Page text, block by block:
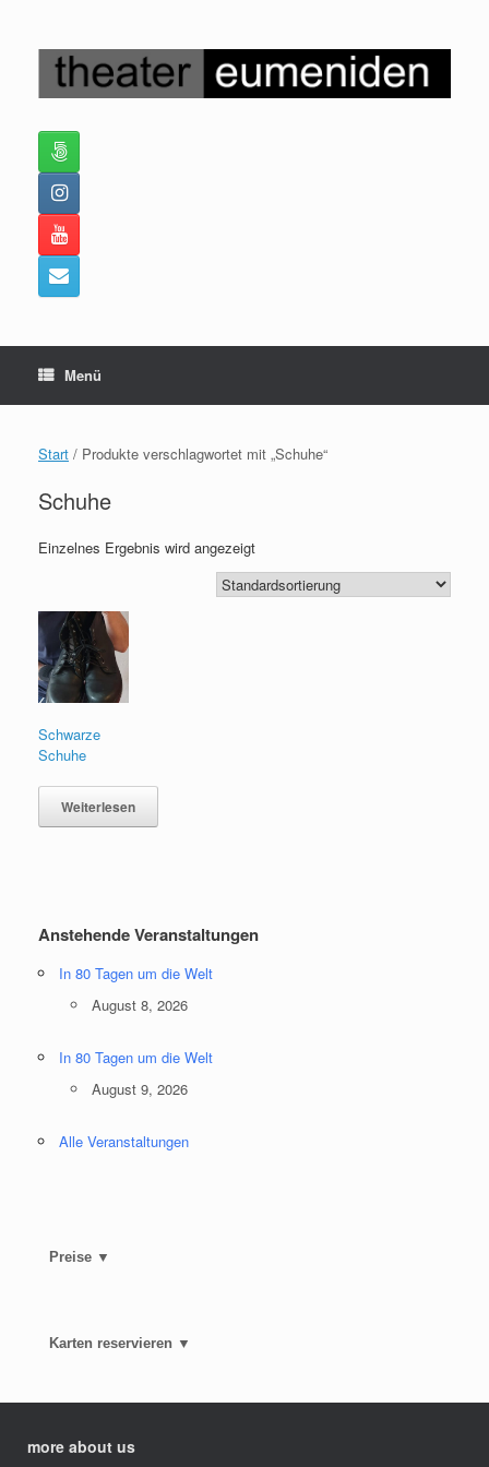
springen
Menü
Start / Produkte verschlagwortet mit „Schuhe“
Schuhe
Einzelnes Ergebnis wird angezeigt
Schwarze
Schuhe
Weiterlesen
Anstehende Veranstaltungen
In 80 Tagen um die Welt
August 8, 2026
In 80 Tagen um die Welt
August 9, 2026
Alle Veranstaltungen
Preise ▼
Karten reservieren ▼
more about us